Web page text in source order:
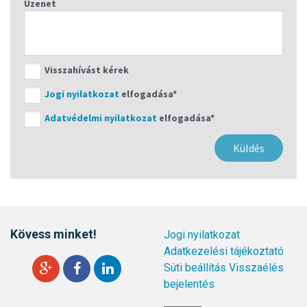
Üzenet
Visszahívást kérek
Jogi nyilatkozat elfogadása*
Adatvédelmi nyilatkozat elfogadása*
Kövess minket!
Jogi nyilatkozat
Adatkezelési tájékoztató
Süti beállítás Visszaélés
bejelentés